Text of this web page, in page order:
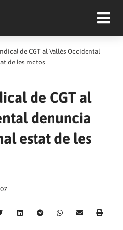
de CGT al Vallès Occidental
de les motos
de CGT al
denuncia
estat de les